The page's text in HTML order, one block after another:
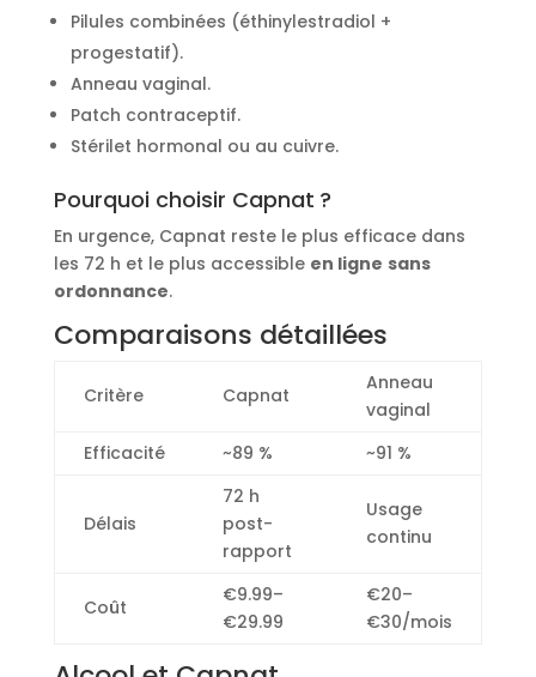
Pilules combinées (éthinylestradiol +
progestatif).
Anneau vaginal.
Patch contraceptif.
Stérilet hormonal ou au cuivre.
Pourquoi choisir Capnat ?
En urgence, Capnat reste le plus efficace dans
les 72 h et le plus accessible en ligne sans
ordonnance.
Comparaisons détaillées
Critère Capnat
Anneau
vaginal
Efficacité
~89 % ~91 %
Délais
72 h
post-
rapport
Usage
continu
Coût
€9.99–
€29.99
€20–
€30/mois